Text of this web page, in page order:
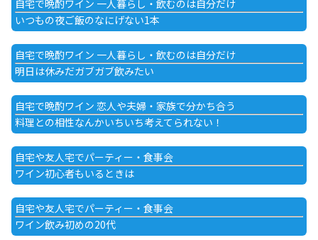
自宅で晩酌ワイン 一人暮らし・飲むのは自分だけ
いつもの夜ご飯のなにげない1本
自宅で晩酌ワイン 一人暮らし・飲むのは自分だけ
明日は休みだガブガブ飲みたい
自宅で晩酌ワイン 恋人や夫婦・家族で分かち合う
料理との相性なんかいちいち考えてられない！
自宅や友人宅でパーティー・食事会
ワイン初心者もいるときは
自宅や友人宅でパーティー・食事会
ワイン飲み初めの20代